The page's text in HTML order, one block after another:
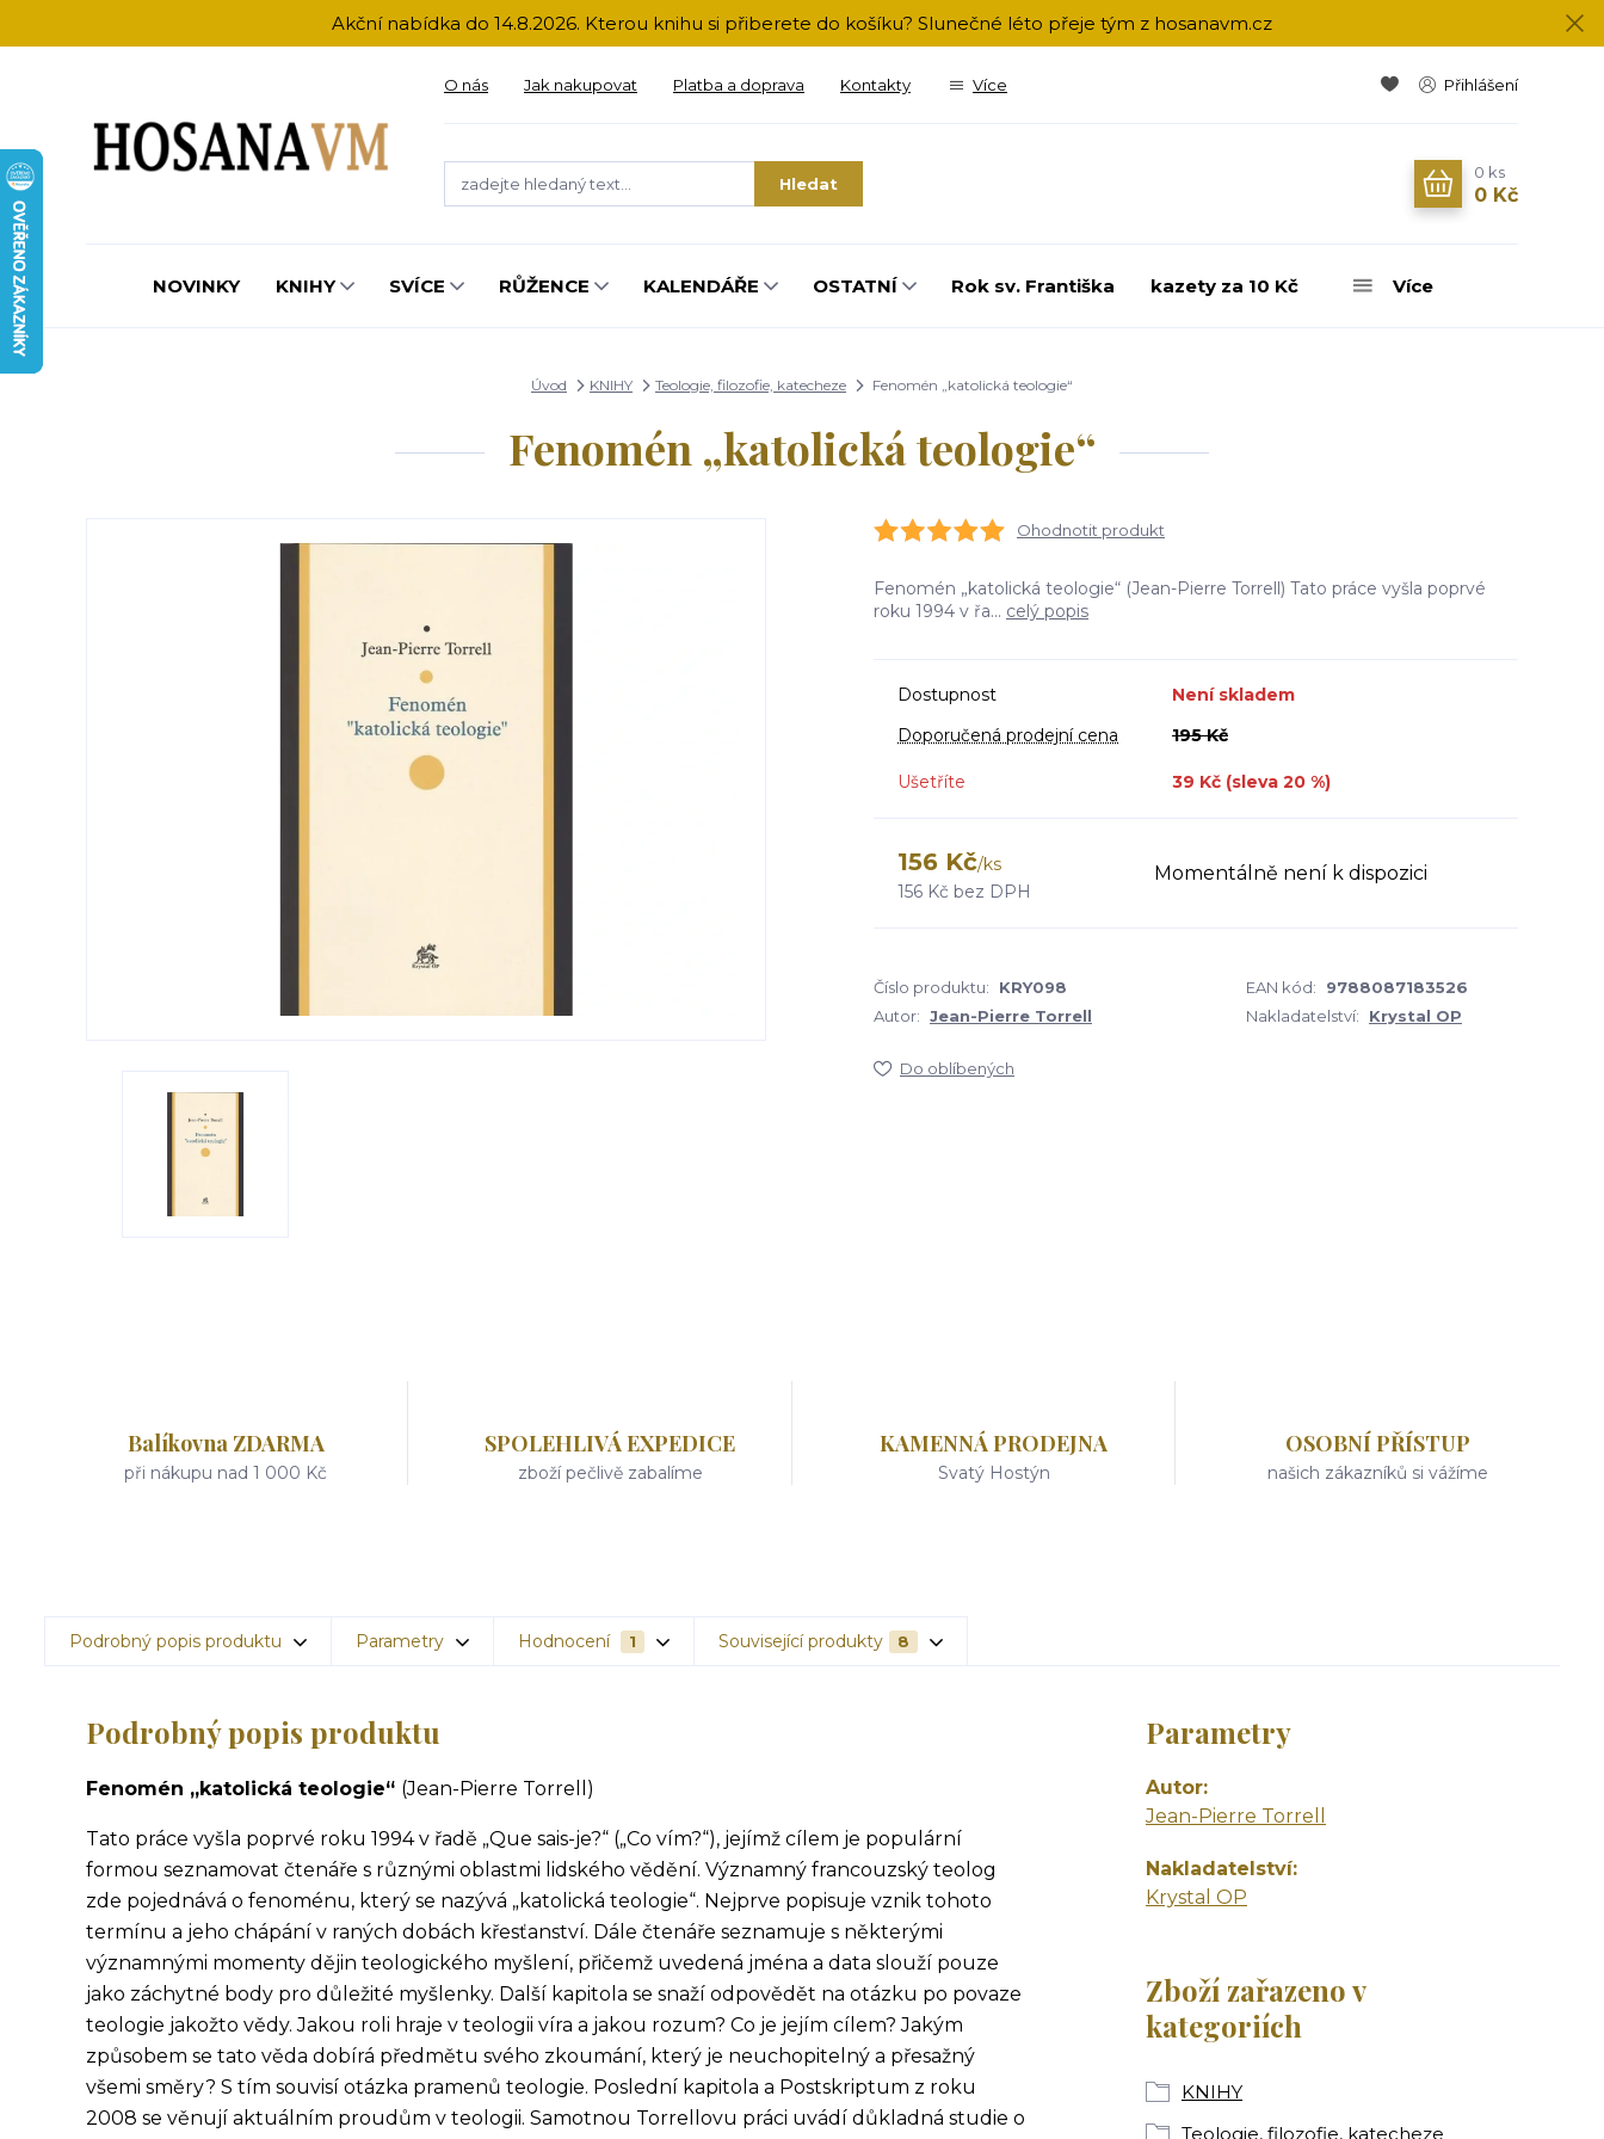
Akční nabídka do 14.8.2026. Kterou knihu si přiberete do košíku? Slunečné léto přeje tým z hosanavm.cz
O nás Jak nakupovat Platba a doprava Kontakty Více Přihlášení
Hledat
0 ks
0 Kč
NOVINKY KNIHY SVÍCE RŮŽENCE KALENDÁŘE OSTATNÍ Rok sv. Františka kazety za 10 Kč Více
Úvod KNIHY Teologie, filozofie, katecheze Fenomén „katolická teologie“
Fenomén „katolická teologie“
Ohodnotit produkt
Fenomén „katolická teologie“ (Jean-Pierre Torrell) Tato práce vyšla poprvé
roku 1994 v řa... celý popis
Dostupnost
Není skladem
Doporučená prodejní cena
195 Kč
Ušetříte 39 Kč (sleva 20 %)
156 Kč/ks
156 Kč bez DPH
Momentálně není k dispozici
Číslo produktu: KRY098 EAN kód:
9788087183526
Autor: Jean-Pierre Torrell Nakladatelství: Krystal OP
Do oblíbených
Balíkovna ZDARMA
při nákupu nad 1 000 Kč
SPOLEHLIVÁ EXPEDICE
zboží pečlivě zabalíme
KAMENNÁ PRODEJNA
Svatý Hostýn
OSOBNÍ PŘÍSTUP
našich zákazníků si vážíme
Podrobný popis produktu Parametry Hodnocení 1 Související produkty 8
Podrobný popis produktu
Fenomén „katolická teologie“ (Jean-Pierre Torrell)
Tato práce vyšla poprvé roku 1994 v řadě „Que sais-je?“ („Co vím?“), jejímž cílem je populární
formou seznamovat čtenáře s různými oblastmi lidského vědění. Významný francouzský teolog
zde pojednává o fenoménu, který se nazývá „katolická teologie“. Nejprve popisuje vznik tohoto
termínu a jeho chápání v raných dobách křesťanství. Dále čtenáře seznamuje s některými
významnými momenty dějin teologického myšlení, přičemž uvedená jména a data slouží pouze
jako záchytné body pro důležité myšlenky. Další kapitola se snaží odpovědět na otázku po povaze
teologie jakožto vědy. Jakou roli hraje v teologii víra a jakou rozum? Co je jejím cílem? Jakým
způsobem se tato věda dobírá předmětu svého zkoumání, který je neuchopitelný a přesažný
všemi směry? S tím souvisí otázka pramenů teologie. Poslední kapitola a Postskriptum z roku
2008 se věnují aktuálním proudům v teologii. Samotnou Torrellovu práci uvádí důkladná studie o
Parametry
Autor
Jean-Pierre Torrell
Nakladatelství
Krystal OP
Zboží zařazeno v
kategoriích
KNIHY
Teologie, filozofie, katecheze